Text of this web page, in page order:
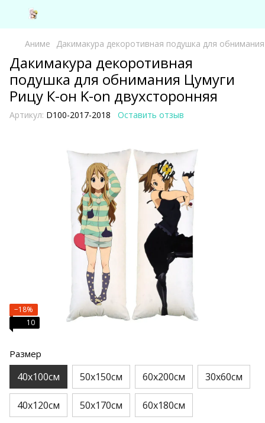
Аниме Дакимакура декоротивная подушка для
Дакимакура декоротивная
подушка для обнимания Цумуги
Рицу К-он K-on двухсторонняя
Артикул: D100-2017-2018 Оставить отзыв
−18%
10
Размер
40х100см 50х150см 60х200см 30х60см
40х120см 50х170см 60х180см